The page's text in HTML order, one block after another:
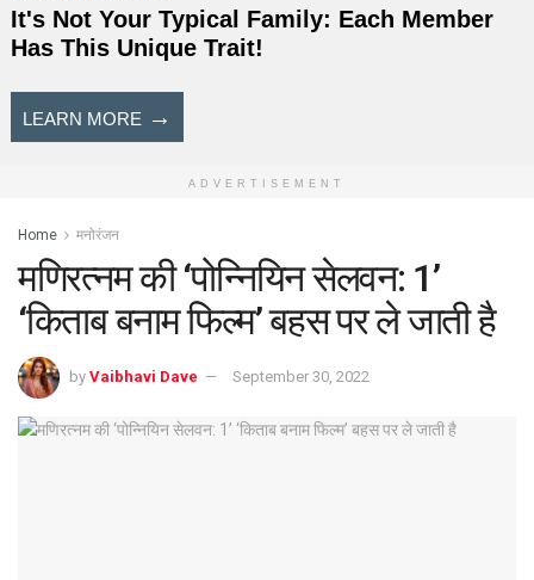
ADVERTISEMENT
Home मनोरंजन
मणिरत्नम की ‘पोन्नियिन सेलवन: 1’
‘किताब बनाम फिल्म’ बहस पर ले जाती है
by Vaibhavi Dave September 30, 2022